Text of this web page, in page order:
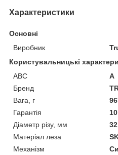
Характеристики
Основні
Виробник
Користувальницькі
ABC
A
Бренд
Вага, г
Гарантія
Діаметр різу, мм
32
Матеріал леза
Механізм